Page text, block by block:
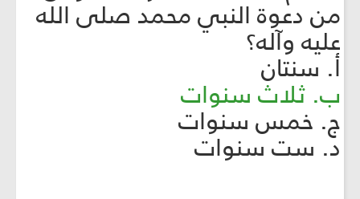
من دعوة النبي محمد صلى الله
عليه وآله؟
أ. سنتان
ب. ثلاث سنوات
ج. خمس سنوات
د. ست سنوات